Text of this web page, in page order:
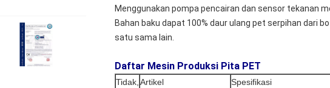
Menggunakan pompa pencairan dan sensor tekanan
Bahan baku dapat 100% daur ulang pet serpihan dari
satu sama lain.
Daftar Mesin Produksi Pita PET
Tidak,Artikel Spesifikasi